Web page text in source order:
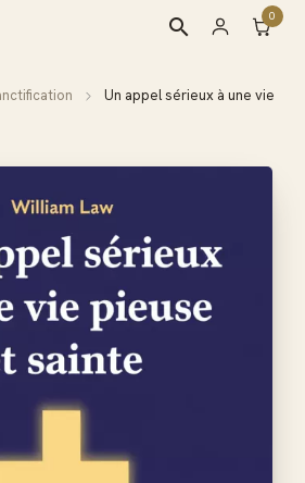
0
search
Un appel sérieux à une vie